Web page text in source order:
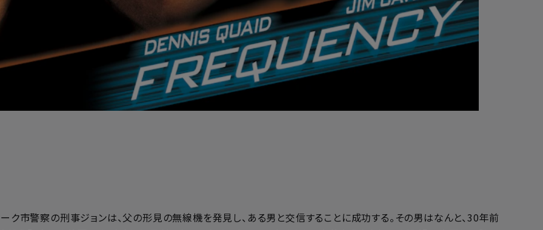
市警察の刑事ジョンは、父の形見の無線機を発見し、ある男と交信することに成功する。その男はなんと、30年前